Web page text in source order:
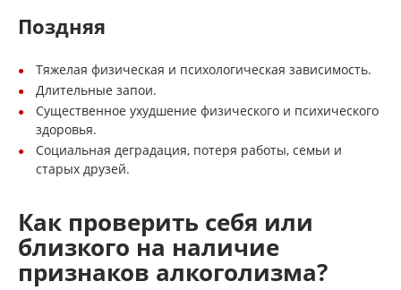
Поздняя
Тяжелая физическая и психологическая зависимость.
Длительные запои.
Существенное ухудшение физического и психического
здоровья.
Социальная деградация, потеря работы, семьи и
старых друзей.
Как проверить себя или
близкого на наличие
признаков алкоголизма?